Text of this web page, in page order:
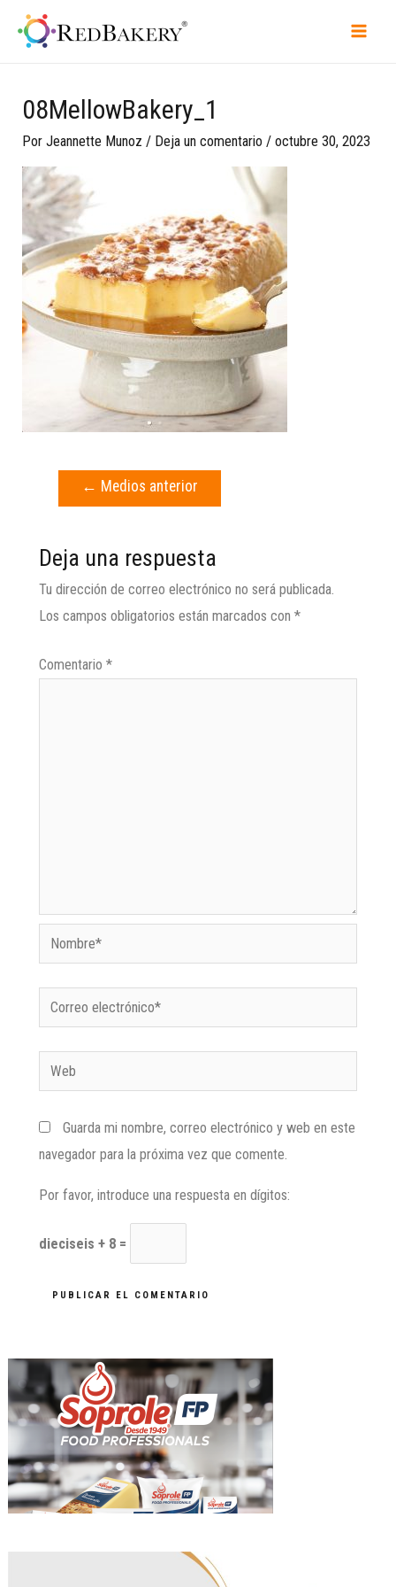
08MellowBakery_1
PorJeannette Munoz / Deja un comentario /octubre 30, 2023
← Medios anterior
Deja una respuesta
Tu dirección de correo electrónico no será publicada.
Los campos obligatorios están marcados con *
Comentario *
Guarda mi nombre, correo electrónico y web en este
navegador para la próxima vez que comente.
Por favor, introduce una respuesta en dígitos:
dieciseis + 8 =